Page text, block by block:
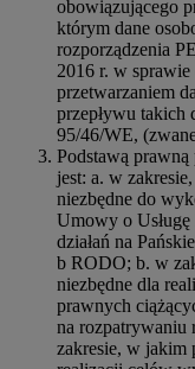
obowiązującego
którym dane
rozporządzenia
2016 r. w
przetwarzaniem
przepływu takich
95/46/WE,
Podstawą
jest: a. w
niezbędne do
Umowy o
działań na
b RODO; b. w
niezbędne dla
prawnych
na rozpatrywaniu
zakresie, w jakim